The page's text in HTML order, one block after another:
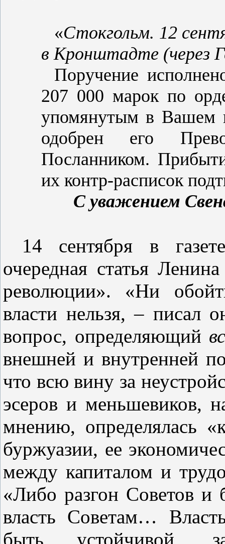
«Стокгольм. 12
в Кронштадте (через
Поручение
207 000 марок по
упомянутым в Вашем
одобрен его
Посланником.
их контр‑расписок
С уважением
14 сентября в
очередная статья
революции». «Ни
власти нельзя, – писал
вопрос, определяющий
внешней и внутренней
что всю вину за
эсеров и меньшевиков,
мнению, определялась
буржуазии, ее
между капиталом и
«Либо разгон Советов и
власть Советам…
быть устойчивой,